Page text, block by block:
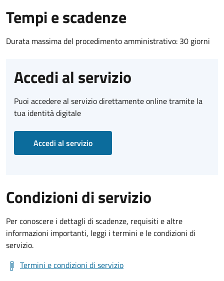
Tempi e scadenze
Durata massima del procedimento amministrativo: 30 giorni
Accedi al servizio
Puoi accedere al servizio direttamente online tramite la
tua identità digitale
Accedi al servizio
Condizioni di servizio
Per conoscere i dettagli di scadenze, requisiti e altre
informazioni importanti, leggi i termini e le condizioni di
servizio.
Termini e condizioni di servizio